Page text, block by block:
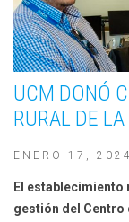
UCM DONÓ
RURAL DE
ENERO 17, 2024
El establecimiento
gestión del Centro